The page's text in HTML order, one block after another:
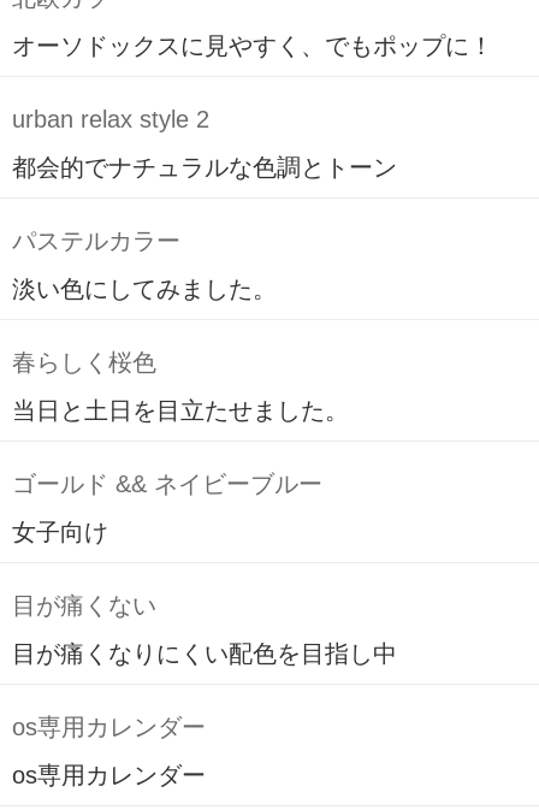
オーソドックスに見やすく、でもポップに！
urban relax style 2
都会的でナチュラルな色調とトーン
パステルカラー
淡い色にしてみました。
春らしく桜色
当日と土日を目立たせました。
ゴールド && ネイビーブルー
女子向け
目が痛くない
目が痛くなりにくい配色を目指し中
os専用カレンダー
os専用カレンダー